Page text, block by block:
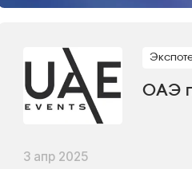
3 апр 2025
ОАЭ